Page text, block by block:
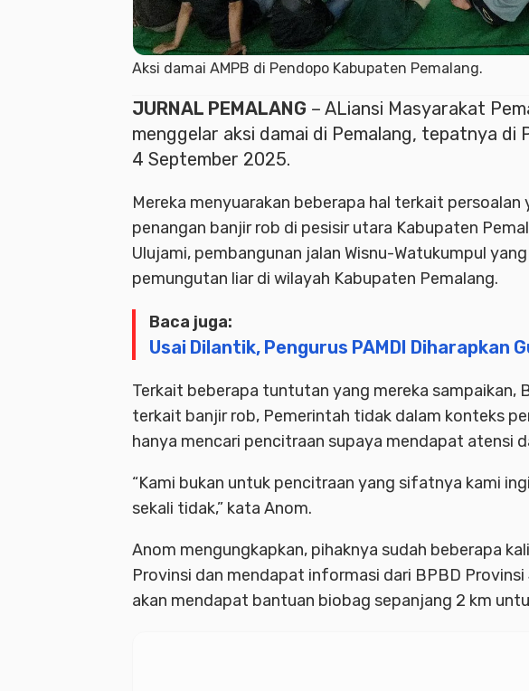
Aksi damai AMPB di Pendopo Kabupaten Pemalang.
JURNAL PEMALANG – ALiansi Masyarakat
menggelar aksi damai di Pemalang, tepatnya di
4 September 2025.
Mereka menyuarakan beberapa hal terkait
penangan banjir rob di pesisir utara Kabupaten
Ulujami, pembangunan jalan Wisnu-Watukumpul
pemungutan liar di wilayah Kabupaten Pemalang.
Baca juga:
Usai Dilantik, Pengurus PAMDI Diharapkan
Terkait beberapa tuntutan yang mereka sampaikan,
terkait banjir rob, Pemerintah tidak dalam konteks
hanya mencari pencitraan supaya mendapat atensi
“Kami bukan untuk pencitraan yang sifatnya kami
sekali tidak,” kata Anom.
Anom mengungkapkan, pihaknya sudah beberapa
Provinsi dan mendapat informasi dari BPBD
akan mendapat bantuan biobag sepanjang 2 km